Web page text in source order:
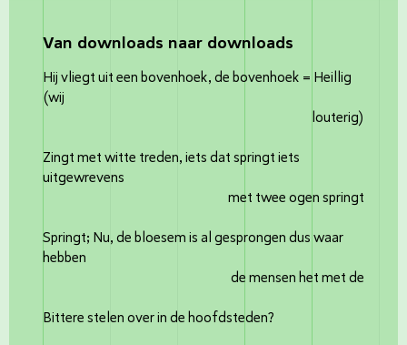
Van downloads naar downloads
Hij vliegt uit een bovenhoek, de bovenhoek = Heillig
(wij
louterig)
Zingt met witte treden, iets dat springt iets
uitgewrevens
met twee ogen springt
Springt; Nu, de bloesem is al gesprongen dus waar
hebben
de mensen het met de
Bittere stelen over in de hoofdsteden?